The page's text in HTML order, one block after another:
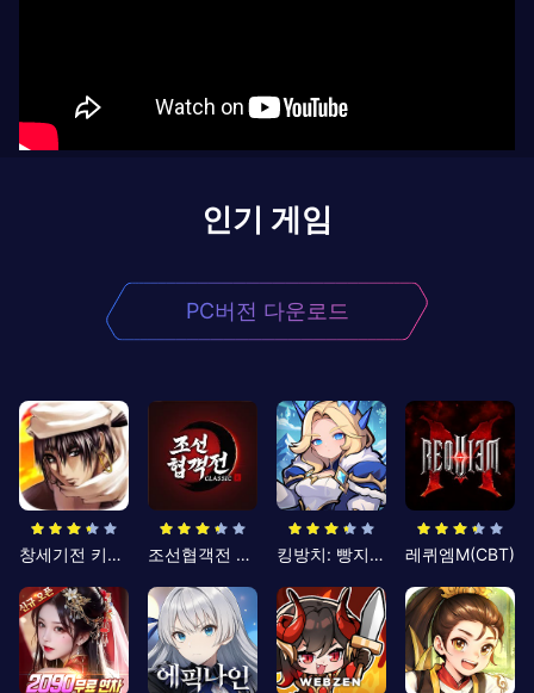
인기 게임
PC버전 다운로드
창세기전 키우기 조선협객전 클래식 킹방치: 빵지의 제왕 레퀴엠M(CBT)